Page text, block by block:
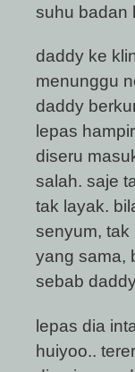
suhu badan
daddy ke
menunggu
daddy
lepas
diseru
salah. saje
tak layak.
senyum, tak
yang sama,
sebab
lepas dia
huiyoo..